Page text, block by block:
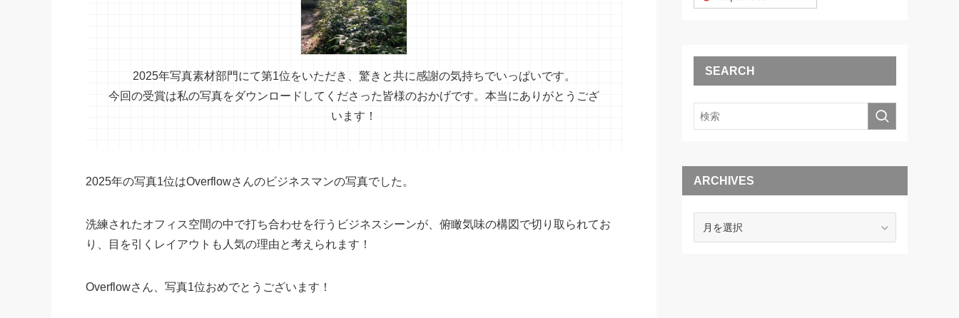
2025年写真素材部門にて第1位をいただき、驚きと共に感謝の気持ちでいっぱいです。
今回の受賞は私の写真をダウンロードしてくださった皆様のおかげです。本当にありがとうござ
います！
2025年の写真1位はOverflowさんのビジネスマンの写真でした。
洗練されたオフィス空間の中で打ち合わせを行うビジネスシーンが、俯瞰気味の構図で切り取られてお
り、目を引くレイアウトも人気の理由と考えられます！
Overflowさん、写真1位おめでとうございます！
SEARCH
ARCHIVES
ARCHIVES